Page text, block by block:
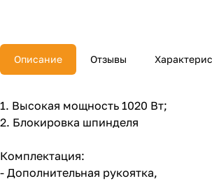
Описание Отзывы
1. Высокая мощность 1020 Вт;
2. Блокировка шпинделя
Комплектация:
- Дополнительная рукоятка,